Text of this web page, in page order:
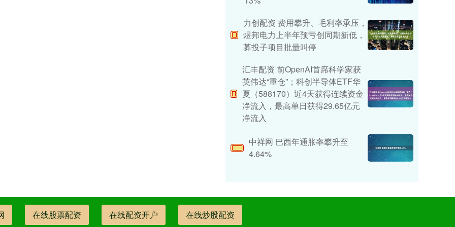
力创配资 费用攀升、毛利率承压，
煜邦电力上半年预亏创同期新低，
募投子项目批量叫停
汇丰配资 前OpenAI首席科学家获
英伟达“重仓”；科创半导体ETF华
夏（588170）近4天获得连续资金
净流入，最高单日获得29.65亿元
净流入
中祥网 巴西年通胀率攀升至
4.64%
在线股票配资 在线配资开户 在线炒股配资